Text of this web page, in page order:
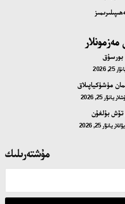
بورسۇق
25, 2026
مۈشۈكياپىلاق
يانۋار 25, 2026
تۆش بۇلغۇن
يانۋار 25, 2026
مۇشتەرىلىك